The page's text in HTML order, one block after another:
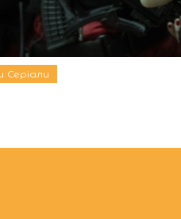
Серіали
Makeup у
популярним серіалом